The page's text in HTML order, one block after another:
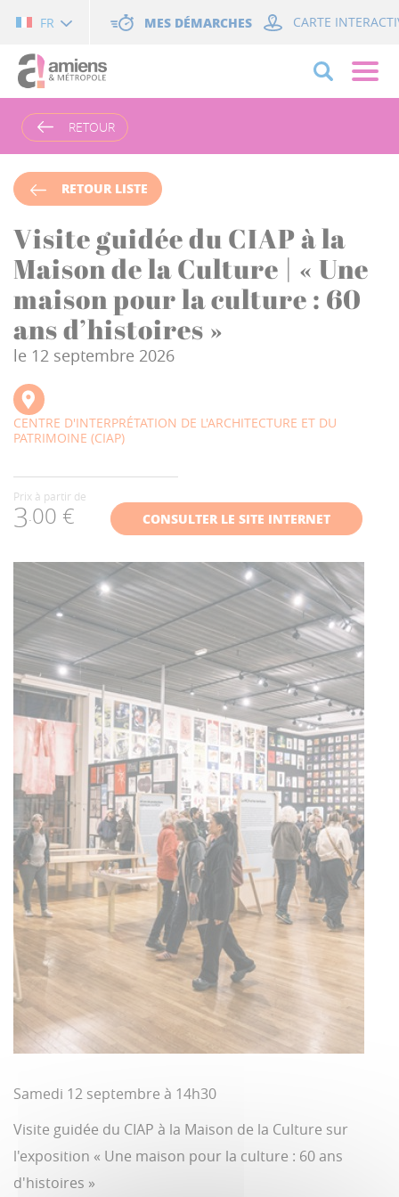
FR MES DÉMARCHES CARTE
RETOUR
RETOUR LISTE
Visite guidée du CIAP à la
Maison de la Culture | « Une
maison pour la culture : 60
ans d’histoires »
le 12 septembre 2026
CENTRE D'INTERPRÉTATION DE L'ARCHITECTURE ET DU
PATRIMOINE (CIAP)
Prix à partir de
3.00 € CONSULTER LE SITE INTERNET
Samedi 12 septembre à 14h30
Visite guidée du CIAP à la Maison de la Culture sur
l'exposition « Une maison pour la culture : 60 ans
d'histoires »